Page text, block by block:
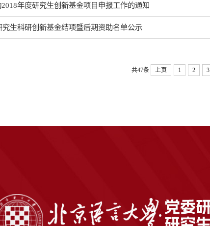
年度研究生创新基金项目申报工作的通知
究生科研创新基金结项暨后期资助名单公示
共47条 上页 1 2 3